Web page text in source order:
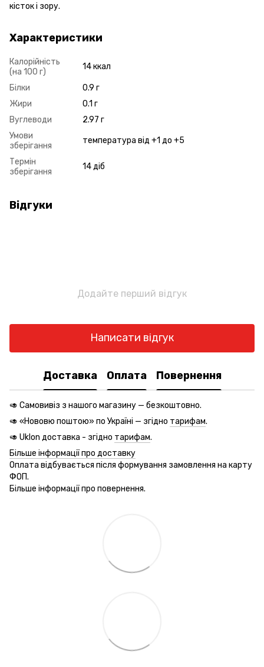
кісток і зору.
Характеристики
Калорійність
(на 100 г)
14 ккал
Білки
0.9 г
Жири
0.1 г
Вуглеводи
2.97 г
Умови
зберігання
температура від +1 до +5
Термін
зберігання
14 діб
Відгуки
Додайте перший відгук
Написати відгук
Доставка Оплата Повернення
🥑 Самовивіз з нашого магазину — безкоштовно.
🥑 «Нововю поштою» по Україні — згідно тарифам.
🥑 Uklon доставка - згідно тарифам.
Більше інформації про доставку
Оплата відбувається після формування замовлення на карту
ФОП.
Більше інформації про повернення.